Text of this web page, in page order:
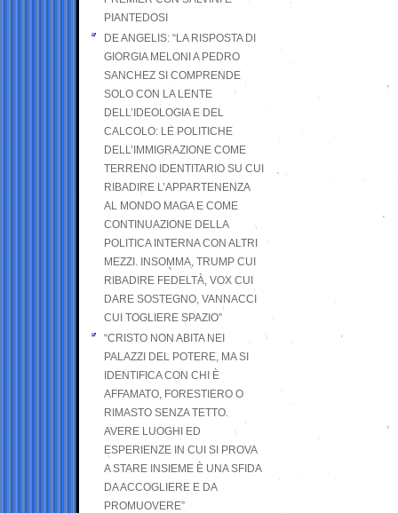
PIANTEDOSI
DE ANGELIS: “LA RISPOSTA DI
GIORGIA MELONI A PEDRO
SANCHEZ SI COMPRENDE
SOLO CON LA LENTE
DELL’IDEOLOGIA E DEL
CALCOLO: LE POLITICHE
DELL’IMMIGRAZIONE COME
TERRENO IDENTITARIO SU CUI
RIBADIRE L’APPARTENENZA
AL MONDO MAGA E COME
CONTINUAZIONE DELLA
POLITICA INTERNA CON ALTRI
MEZZI. INSOMMA, TRUMP CUI
RIBADIRE FEDELTÀ, VOX CUI
DARE SOSTEGNO, VANNACCI
CUI TOGLIERE SPAZIO”
“CRISTO NON ABITA NEI
PALAZZI DEL POTERE, MA SI
IDENTIFICA CON CHI È
AFFAMATO, FORESTIERO O
RIMASTO SENZA TETTO.
AVERE LUOGHI ED
ESPERIENZE IN CUI SI PROVA
A STARE INSIEME È UNA SFIDA
DA ACCOGLIERE E DA
PROMUOVERE”